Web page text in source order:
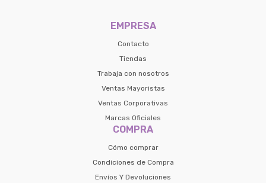
EMPRESA
Contacto
Tiendas
Trabaja con nosotros
Ventas Mayoristas
Ventas Corporativas
Marcas Oficiales
COMPRA
Cómo comprar
Condiciones de Compra
Envíos Y Devoluciones